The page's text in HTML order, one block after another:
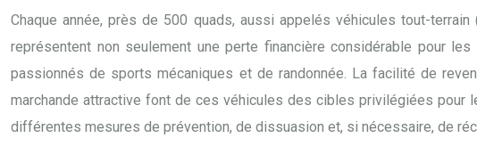
Chaque année, près de 500 quads, aussi appelés véhicules tout-
représentent non seulement une perte financière considérable pour
passionnés de sports mécaniques et de randonnée. La facilité de
marchande attractive font de ces véhicules des cibles privilégiées pour
différentes mesures de prévention, de dissuasion et, si nécessaire, de